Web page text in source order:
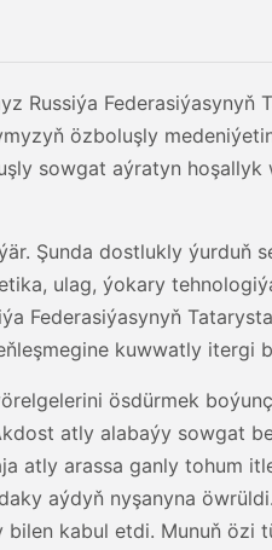
Russiýa Federasiýasynyň
özboluşly
sowgat aýratyn hoşallyk
Şunda dostlukly ýurduň
ulag, ýokary
Federasiýasynyň
kuwwatly itergi
ösdürmek
atly alabaýy sowgat
atly arassa ganly tohum
aýdyň nyşanyna
kabul etdi. Munuň özi